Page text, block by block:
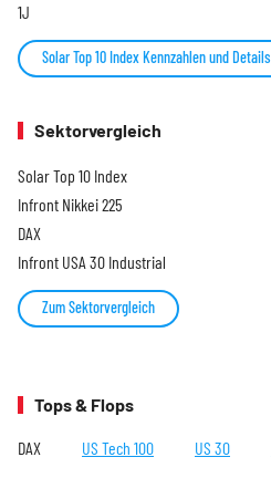
1J
Solar Top 10 Index Kennzahlen und Details
Sektorvergleich
Solar Top 10 Index
Infront Nikkei 225
DAX
Infront USA 30 Industrial
Zum Sektorvergleich
Tops & Flops
DAX US Tech 100 US 30